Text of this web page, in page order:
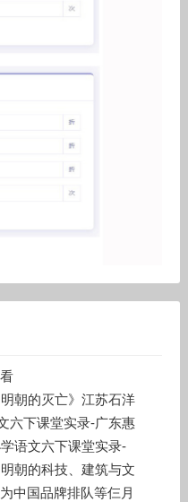
朝的灭亡》江苏石洋
六下课堂实录-广东惠
语文六下课堂实录-
朝的科技、建筑与文
中国品牌排队等仨月